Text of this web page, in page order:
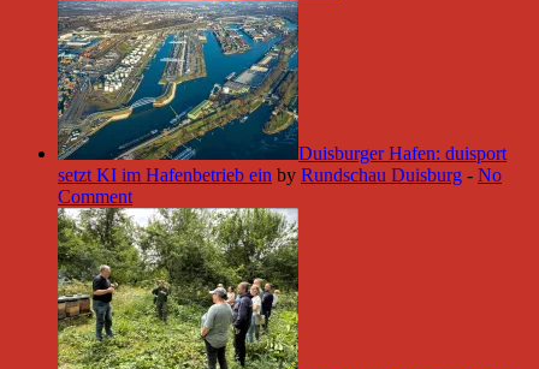
Duisburger Hafen: duisport
setzt KI im Hafenbetrieb ein by Rundschau Duisburg - No
Comment